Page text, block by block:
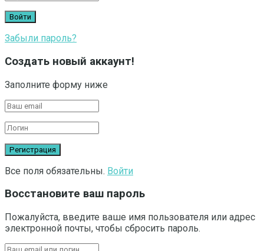
Забыли пароль?
Создать новый аккаунт!
Заполните форму ниже
Все поля обязательны. Войти
Восстановите ваш пароль
Пожалуйста, введите ваше имя пользователя или адрес
электронной почты, чтобы сбросить пароль.